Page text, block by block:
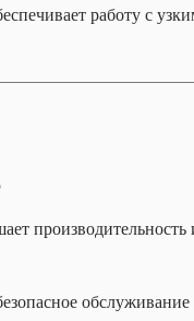
работу с
производительность
обслуживание